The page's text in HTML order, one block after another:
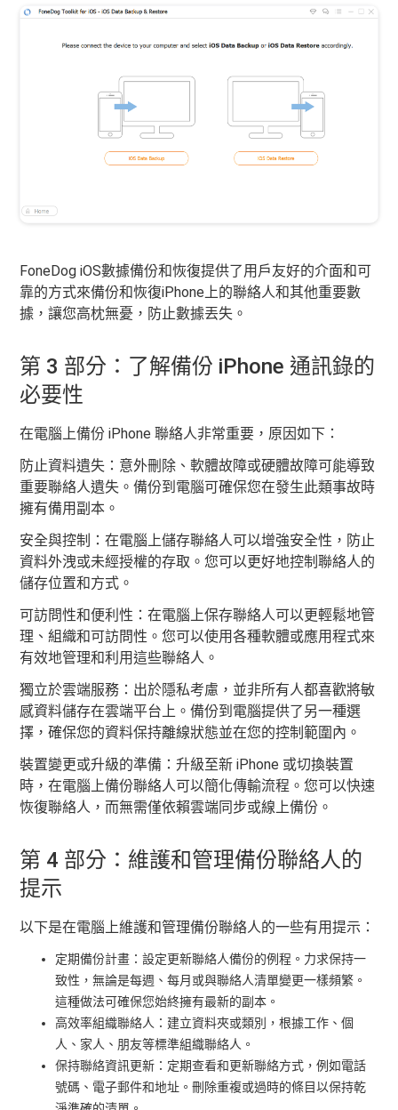
FoneDog iOS數據備份和恢復提供了用戶友好的介面和可
靠的方式來備份和恢復iPhone上的聯絡人和其他重要數
據，讓您高枕無憂，防止數據丟失。
第 3 部分：了解備份 iPhone 通訊錄的
必要性
在電腦上備份 iPhone 聯絡人非常重要，原因如下：
防止資料遺失：意外刪除、軟體故障或硬體故障可能導致
重要聯絡人遺失。備份到電腦可確保您在發生此類事故時
擁有備用副本。
安全與控制：在電腦上儲存聯絡人可以增強安全性，防止
資料外洩或未經授權的存取。您可以更好地控制聯絡人的
儲存位置和方式。
可訪問性和便利性：在電腦上保存聯絡人可以更輕鬆地管
理、組織和可訪問性。您可以使用各種軟體或應用程式來
有效地管理和利用這些聯絡人。
獨立於雲端服務：出於隱私考慮，並非所有人都喜歡將敏
感資料儲存在雲端平台上。備份到電腦提供了另一種選
擇，確保您的資料保持離線狀態並在您的控制範圍內。
裝置變更或升級的準備：升級至新 iPhone 或切換裝置
時，在電腦上備份聯絡人可以簡化傳輸流程。您可以快速
恢復聯絡人，而無需僅依賴雲端同步或線上備份。
第 4 部分：維護和管理備份聯絡人的
提示
以下是在電腦上維護和管理備份聯絡人的一些有用提示：
定期備份計畫：設定更新聯絡人備份的例程。力求保持一
致性，無論是每週、每月或與聯絡人清單變更一樣頻繁。
這種做法可確保您始終擁有最新的副本。
高效率組織聯絡人：建立資料夾或類別，根據工作、個
人、家人、朋友等標準組織聯絡人。
保持聯絡資訊更新：定期查看和更新​​聯絡方式，例如電話
號碼、電子郵件和地址。刪除重複或過時的條目以保持乾